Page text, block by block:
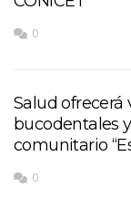
0
Salud ofrecerá
bucodentales
comunitario
0